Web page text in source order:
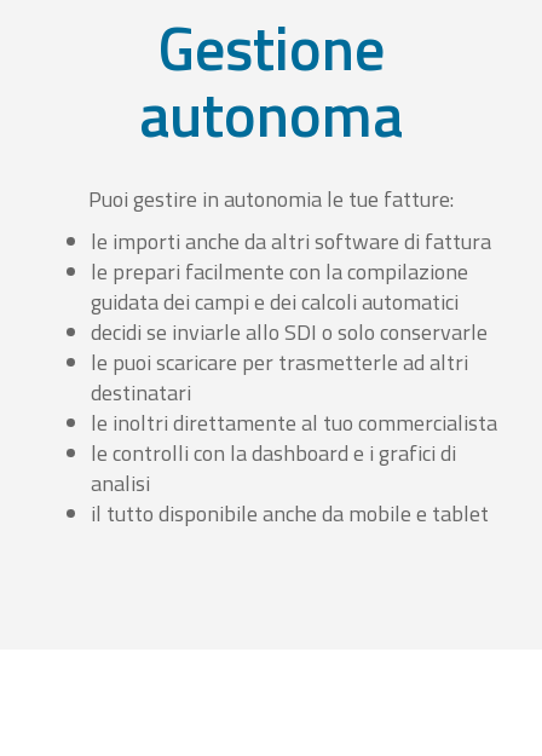
Gestione
autonoma
Puoi gestire in autonomia le tue fatture:
le importi anche da altri software di fattura
le prepari facilmente con la compilazione
guidata dei campi e dei calcoli automatici
decidi se inviarle allo SDI o solo conservarle
le puoi scaricare per trasmetterle ad altri
destinatari
le inoltri direttamente al tuo commercialista
le controlli con la dashboard e i grafici di
analisi
il tutto disponibile anche da mobile e tablet